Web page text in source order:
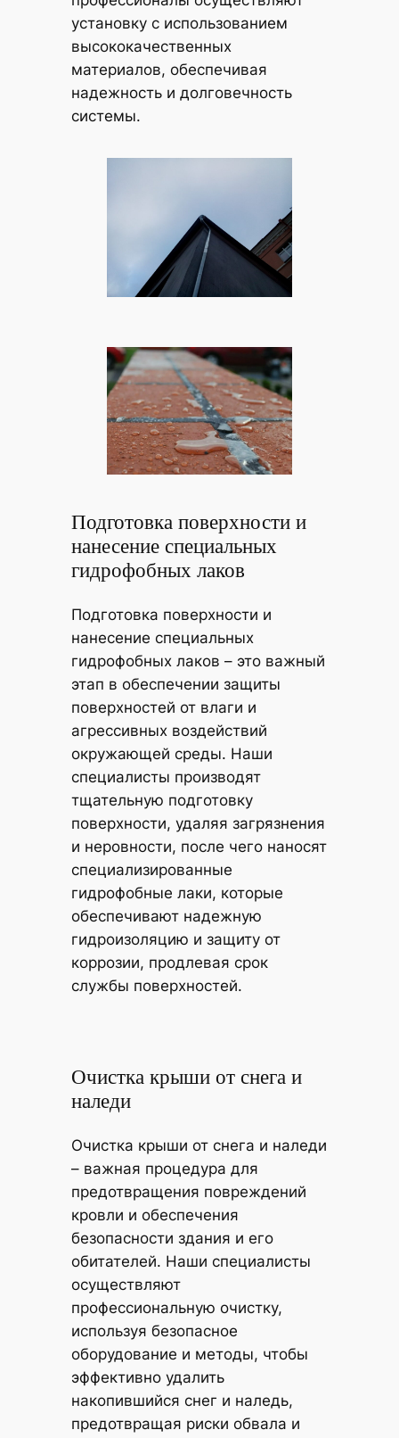
установку с использованием
высококачественных
материалов, обеспечивая
надежность и долговечность
системы.
Подготовка поверхности и
нанесение специальных
гидрофобных лаков
Подготовка поверхности и
нанесение специальных
гидрофобных лаков – это важный
этап в обеспечении защиты
поверхностей от влаги и
агрессивных воздействий
окружающей среды. Наши
специалисты производят
тщательную подготовку
поверхности, удаляя загрязнения
и неровности, после чего наносят
специализированные
гидрофобные лаки, которые
обеспечивают надежную
гидроизоляцию и защиту от
коррозии, продлевая срок
службы поверхностей.
Очистка крыши от снега и
наледи
Очистка крыши от снега и наледи
– важная процедура для
предотвращения повреждений
кровли и обеспечения
безопасности здания и его
обитателей. Наши специалисты
осуществляют
профессиональную очистку,
используя безопасное
оборудование и методы, чтобы
эффективно удалить
накопившийся снег и наледь,
предотвращая риски обвала и